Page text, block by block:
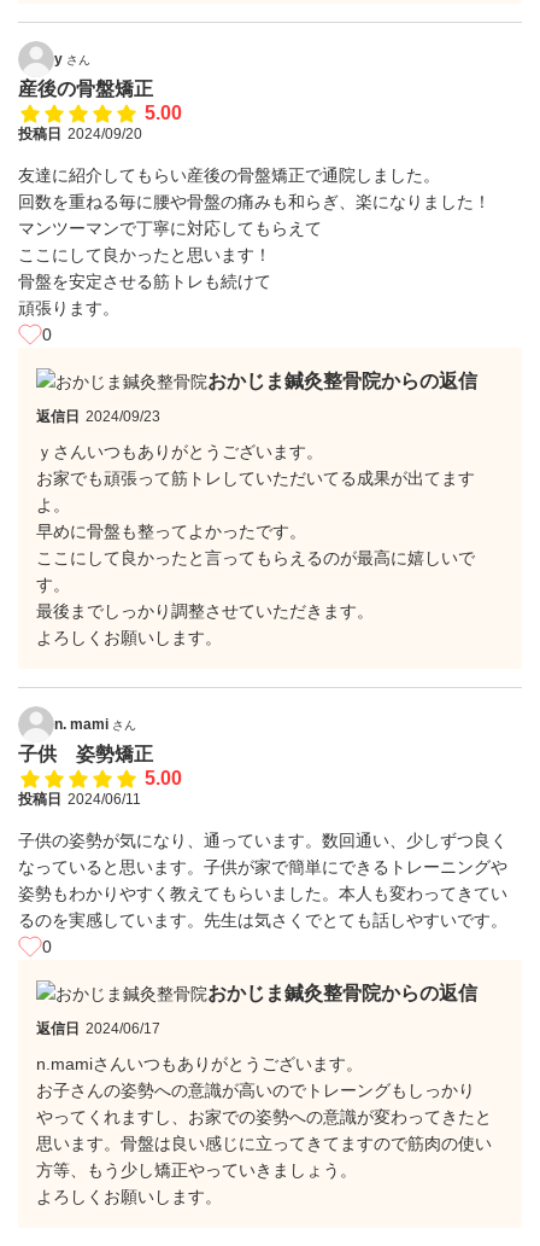
y さん
産後の骨盤矯正
5.00
投稿日 2024/09/20
友達に紹介してもらい産後の骨盤矯正で通院しました。
回数を重ねる毎に腰や骨盤の痛みも和らぎ、楽になりました！
マンツーマンで丁寧に対応してもらえて
ここにして良かったと思います！
骨盤を安定させる筋トレも続けて
頑張ります。
0
おかじま鍼灸整骨院からの返信
返信日 2024/09/23
ｙさんいつもありがとうございます。
お家でも頑張って筋トレしていただいてる成果が出てます
よ。
早めに骨盤も整ってよかったです。
ここにして良かったと言ってもらえるのが最高に嬉しいで
す。
最後までしっかり調整させていただきます。
よろしくお願いします。
n. mami さん
子供 姿勢矯正
5.00
投稿日 2024/06/11
子供の姿勢が気になり、通っています。数回通い、少しずつ良く
なっていると思います。子供が家で簡単にできるトレーニングや
姿勢もわかりやすく教えてもらいました。本人も変わってきてい
るのを実感しています。先生は気さくでとても話しやすいです。
0
おかじま鍼灸整骨院からの返信
返信日 2024/06/17
n.mamiさんいつもありがとうございます。
お子さんの姿勢への意識が高いのでトレーングもしっかり
やってくれますし、お家での姿勢への意識が変わってきたと
思います。骨盤は良い感じに立ってきてますので筋肉の使い
方等、もう少し矯正やっていきましょう。
よろしくお願いします。